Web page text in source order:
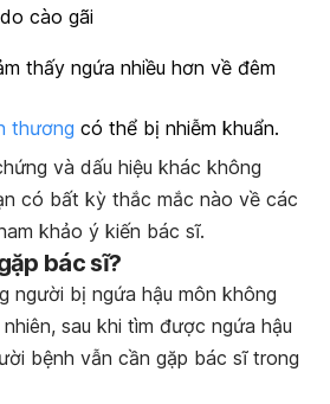
cào gãi
thấy ngứa nhiều hơn về đêm
thương có thể bị nhiễm khuẩn.
và dấu hiệu khác không
có bất kỳ thắc mắc nào về các
khảo ý kiến bác sĩ.
bác sĩ?
người bị ngứa hậu môn không
sau khi tìm được ngứa hậu
bệnh vẫn cần gặp bác sĩ trong